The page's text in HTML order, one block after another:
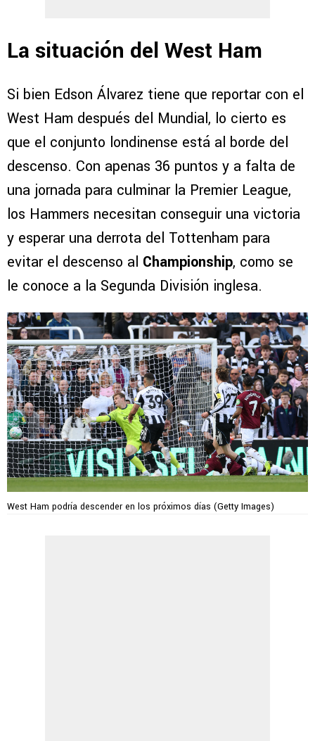
La situación del West Ham
Si bien Edson Álvarez tiene que reportar con el
West Ham después del Mundial, lo cierto es
que el conjunto londinense está al borde del
descenso. Con apenas 36 puntos y a falta de
una jornada para culminar la Premier League,
los Hammers necesitan conseguir una victoria
y esperar una derrota del Tottenham para
evitar el descenso al Championship, como se
le conoce a la Segunda División inglesa.
West Ham podría descender en los próximos días (Getty Images)